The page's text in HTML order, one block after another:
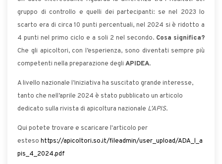
gruppo di controllo e quelli dei partecipanti: se nel 2023 lo
scarto era di circa 10 punti percentuali, nel 2024 si è ridotto a
4 punti nel primo ciclo e a soli 2 nel secondo. Cosa significa?
Che gli apicoltori, con l’esperienza, sono diventati sempre più
competenti nella preparazione degli APIDEA.
A livello nazionale l’iniziativa ha suscitato grande interesse,
tanto che nell’aprile 2024 è stato pubblicato un articolo
dedicato sulla rivista di apicoltura nazionale L’APIS.
Qui potete trovare e scaricare l'articolo per
esteso https://apicoltori.so.it/fileadmin/user_upload/ADA_l_a
pis_4_2024.pdf